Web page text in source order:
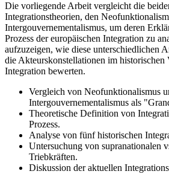
Die vorliegende Arbeit vergleicht die
Integrationstheorien, den
Intergouvernementalismus, um deren
Prozess der europäischen Integration zu
aufzuzeigen, wie diese unterschiedlichen
die Akteurskonstellationen im historischen
Integration bewerten.
Vergleich von Neofunktionalismus
Intergouvernementalismus als
Theoretische Definition von
Prozess.
Analyse von fünf historischen
Untersuchung von supranationalen
Triebkräften.
Diskussion der aktuellen